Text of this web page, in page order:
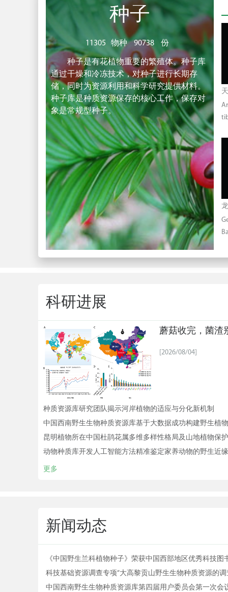
种子
11305 物种 90738 份
种子是有花植物重要的繁殖体。种子库
通过干燥和冷冻技术，对种子进行长期存
储，同时为资源利用和科学研究提供材料。
种子库是种质资源保存的核心工作，保存对
象是常规型种子。
科研进展
蘑菇收完，菌渣
[2026/08/04]
种质资源库研究团队揭示河岸植物的适应与分化新机制
中国西南野生生物种质资源库基于大数据成功构建野生
毒：云南省...
昆明植物所在中国杜鹃花属多维多样性格局及山地植物保
动物种质库开发人工智能方法精准鉴定家养动物的野生近
更多
新闻动态
《中国野生兰科植物种子》荣获中国西部地区优秀科技图
等奖
科技基础资源调查专项“大高黎贡山野生生物种质资源的调
集与保存”项目召开2025年度工作总结会议
中国西南野生生物种质资源库第四届用户委员会第一次会